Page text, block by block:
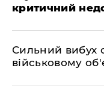
критичний
Сильний вибух
військовому